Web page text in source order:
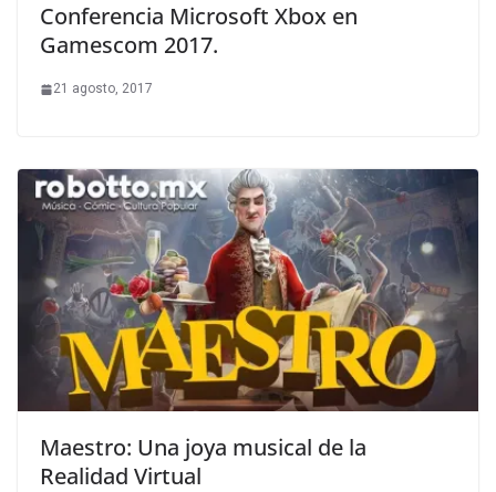
Conferencia Microsoft Xbox en
Gamescom 2017.
21 agosto, 2017
Maestro: Una joya musical de la
Realidad Virtual